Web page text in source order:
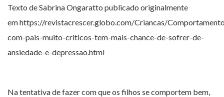
Texto de Sabrina Ongaratto publicado originalmente
em https://revistacrescer.globo.com/Criancas/
com-pais-muito-criticos-tem-mais-chance-de-sofrer-de-
ansiedade-e-depressao.html
Na tentativa de fazer com que os filhos se comportem bem,